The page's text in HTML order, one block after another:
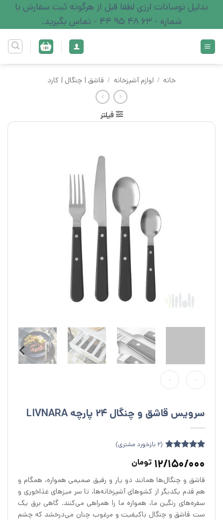
content
بدلیل نوسانات ارزی لطفا قبل از هرگونه ثبت سفارش با
شماره - 63 48 95 44 - تماس بگیرید.
خانه / لوازم آشپزخانه / قاشق‌ | چنگال | کارد
فیلتر
سرویس قاشق و چنگال 24 پارچه LIVNARA
از 5 در
مشتری
(
2 بازخورد مشتری)
12/150/000 تومان
قاشق و چنگال‌ها همانند دو یار و رفیق صمیمی همواره، همگام و
هم قدم یکدیگر از کشوهای آشپزخانه‌ها، تا سر میزهای غذاخوری و
سفره‌های رنگین ما، همواره ما را همراهی می‌کنند. گاهی برق یک
ست قاشق و چنگال باکیفیت و مرغوب چنان می‌درخشد که چشم